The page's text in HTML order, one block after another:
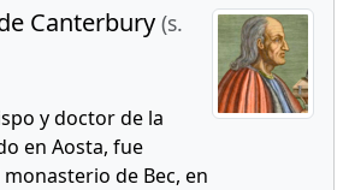
Canterbury (s.
y doctor de la
en Aosta, fue
de Bec, en